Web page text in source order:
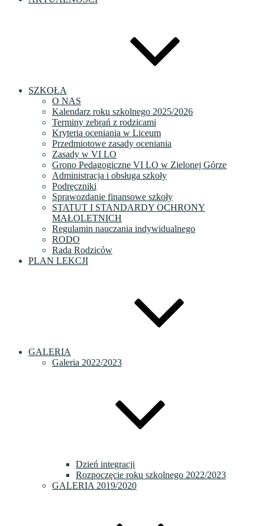
SZKOŁA
O NAS
Kalendarz roku szkolnego 2025/2026
Terminy zebrań z rodzicami
Kryteria oceniania w Liceum
Przedmiotowe zasady oceniania
Zasady w VI LO
Grono Pedagogiczne VI LO w Zielonej Górze
Administracja i obsługa szkoły
Podręczniki
Sprawozdanie finansowe szkoły
STATUT I STANDARDY OCHRONY
MAŁOLETNICH
Regulamin nauczania indywidualnego
RODO
Rada Rodziców
PLAN LEKCJI
GALERIA
Galeria 2022/2023
Dzień integracji
Rozpoczęcie roku szkolnego 2022/2023
GALERIA 2019/2020